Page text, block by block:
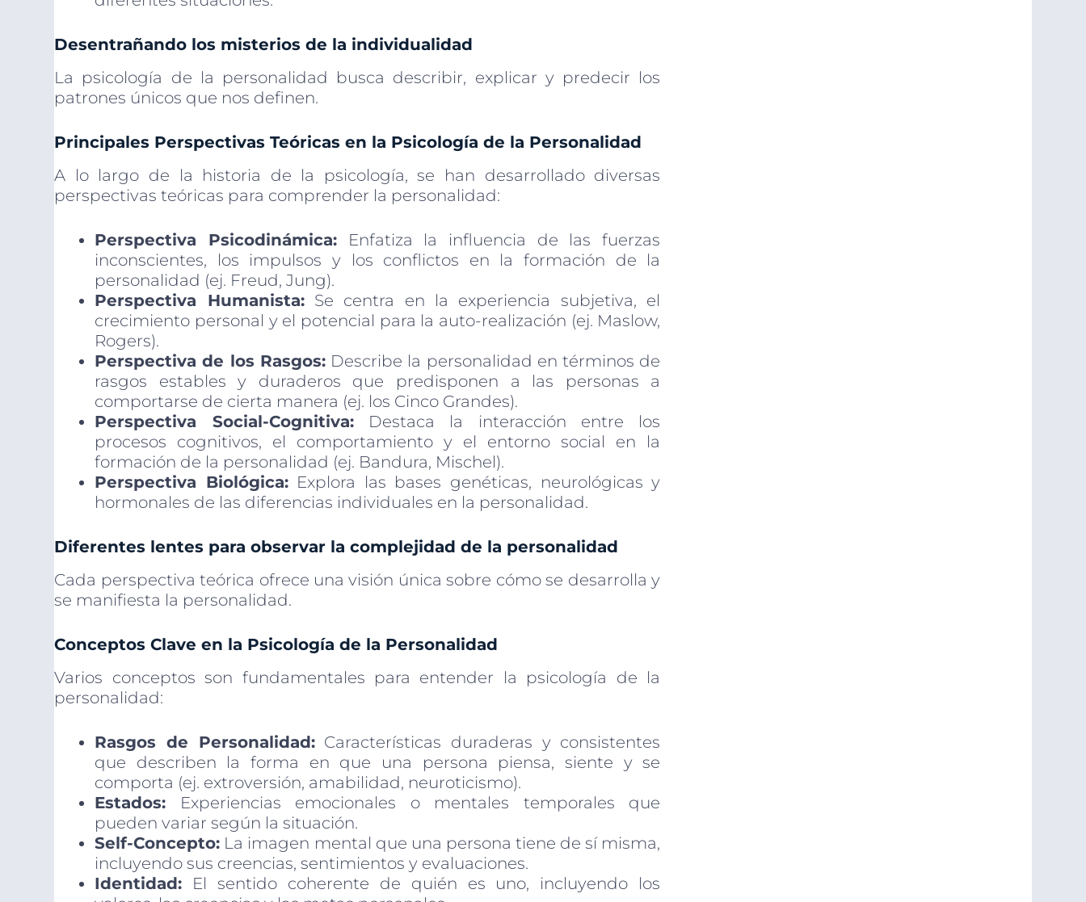
Desentrañando los misterios de la individualidad
La psicología de la personalidad busca describir, explicar y predecir los
patrones únicos que nos definen.
Principales Perspectivas Teóricas en la Psicología de la Personalidad
A lo largo de la historia de la psicología, se han desarrollado diversas
perspectivas teóricas para comprender la personalidad:
Perspectiva Psicodinámica:Enfatiza la influencia de las fuerzas
inconscientes, los impulsos y los conflictos en la formación de la
personalidad (ej. Freud, Jung).
Perspectiva Humanista:Se centra en la experiencia subjetiva, el
crecimiento personal y el potencial para la auto-realización (ej. Maslow,
Rogers).
Perspectiva de los Rasgos:Describe la personalidad en términos de
rasgos estables y duraderos que predisponen a las personas a
comportarse de cierta manera (ej. los Cinco Grandes).
Perspectiva Social-Cognitiva:Destaca la interacción entre los
procesos cognitivos, el comportamiento y el entorno social en la
formación de la personalidad (ej. Bandura, Mischel).
Perspectiva Biológica:Explora las bases genéticas, neurológicas y
hormonales de las diferencias individuales en la personalidad.
Diferentes lentes para observar la complejidad de la personalidad
Cada perspectiva teórica ofrece una visión única sobre cómo se desarrolla y
se manifiesta la personalidad.
Conceptos Clave en la Psicología de la Personalidad
Varios conceptos son fundamentales para entender la psicología de la
personalidad:
Rasgos de Personalidad:Características duraderas y consistentes
que describen la forma en que una persona piensa, siente y se
comporta (ej. extroversión, amabilidad, neuroticismo).
Estados: Experiencias emocionales o mentales temporales que
pueden variar según la situación.
Self-Concepto: La imagen mental que una persona tiene de sí misma,
incluyendo sus creencias, sentimientos y evaluaciones.
Identidad: El sentido coherente de quién es uno, incluyendo los